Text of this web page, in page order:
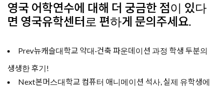
영국 어학연수에 대해 더 궁금한 점이 있다
면 영국유학센터로 편하게 문의주세요.
Prev뉴캐슬대학교 약대·건축 파운데이션 과정 학생 두분의
생생한 후기!
Next본머스대학교 컴퓨터 애니메이션 석사, 실제 유학생에